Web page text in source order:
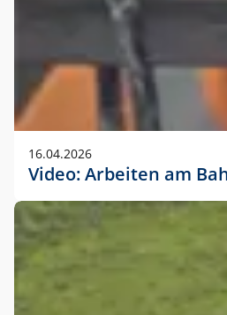
16.04.2026
Video: Arbeiten am